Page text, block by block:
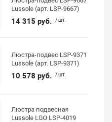
Lussole (арт. LSP-9667)
14 315 руб. / шт.
Люстра-подвес LSP-9371
Lussole (арт. LSP-9371)
10 578 руб. / шт.
Люстра подвесная
Lussole LGO LSP-4019